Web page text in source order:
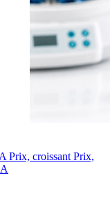
Prix, croissantPrix,